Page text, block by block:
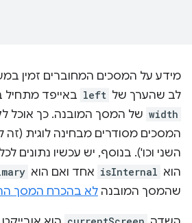
מידע על המסכים המחוברים זמין
לב שהערך של left באייפד מתחיל
width של המסך המובנה. כך אוכל
המסכים מסודרים מבחינה לוגית
השני וכו'). בנוסף, יש עכשיו נתונים
הוא isInternal אחד ואם הוא
שהמסך המובנה לא בהכרח המסך